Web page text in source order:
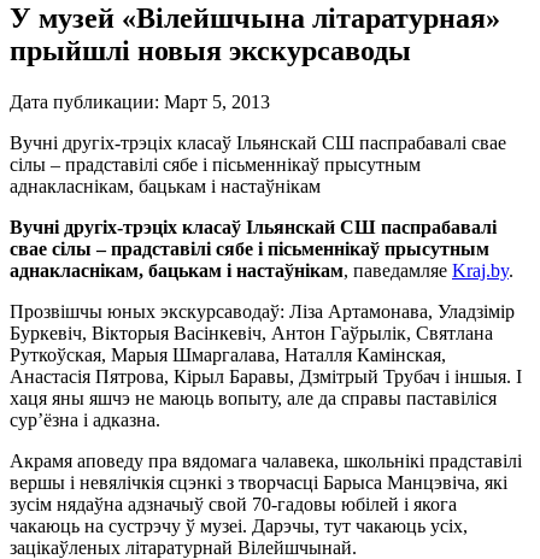
У музей «Вілейшчына літаратурная»
прыйшлі новыя экскурсаводы
Дата публикации: Март 5, 2013
Вучні другіх-трэціх класаў Ільянскай СШ паспрабавалі свае
сілы – прадставілі сябе і пісьменнікаў прысутным
аднакласнікам, бацькам і настаўнікам
Вучні другіх-трэціх класаў Ільянскай СШ паспрабавалі
свае сілы – прадставілі сябе і пісьменнікаў прысутным
аднакласнікам, бацькам і настаўнікам, паведамляе Kraj.by.
Прозвішчы юных экскурсаводаў: Ліза Артамонава, Уладзімір
Буркевіч, Вікторыя Васінкевіч, Антон Гаўрылік, Святлана
Руткоўская, Марыя Шмаргалава, Наталля Камінская,
Анастасія Пятрова, Кірыл Баравы, Дзмітрый Трубач і іншыя. І
хаця яны яшчэ не маюць вопыту, але да справы паставіліся
сур’ёзна і адказна.
Акрамя аповеду пра вядомага чалавека, школьнікі прадставілі
вершы і невялічкія сцэнкі з творчасці Барыса Манцэвіча, які
зусім нядаўна адзначыў свой 70-гадовы юбілей і якога
чакаюць на сустрэчу ў музеі. Дарэчы, тут чакаюць усіх,
зацікаўленых літаратурнай Вілейшчынай.